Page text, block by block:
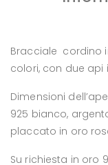
Bracciale cordino
colori, con due api
Dimensioni
925 bianco,
placcato in oro
Su richiesta in oro